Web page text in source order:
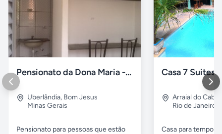
Pensionato da Dona Maria - Uberlândia/MG
Uberlândia, Bom Jesus
Minas Gerais
Pensionato para pessoas que estão
Arraial do Cabo
Rio de Janeiro
Casa para